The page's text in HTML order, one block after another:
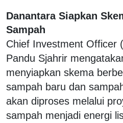
Danantara Siapkan
Sampah
Chief Investment Officer
Pandu Sjahrir
menyiapkan skema
sampah baru dan
akan diproses melalui
sampah menjadi energi